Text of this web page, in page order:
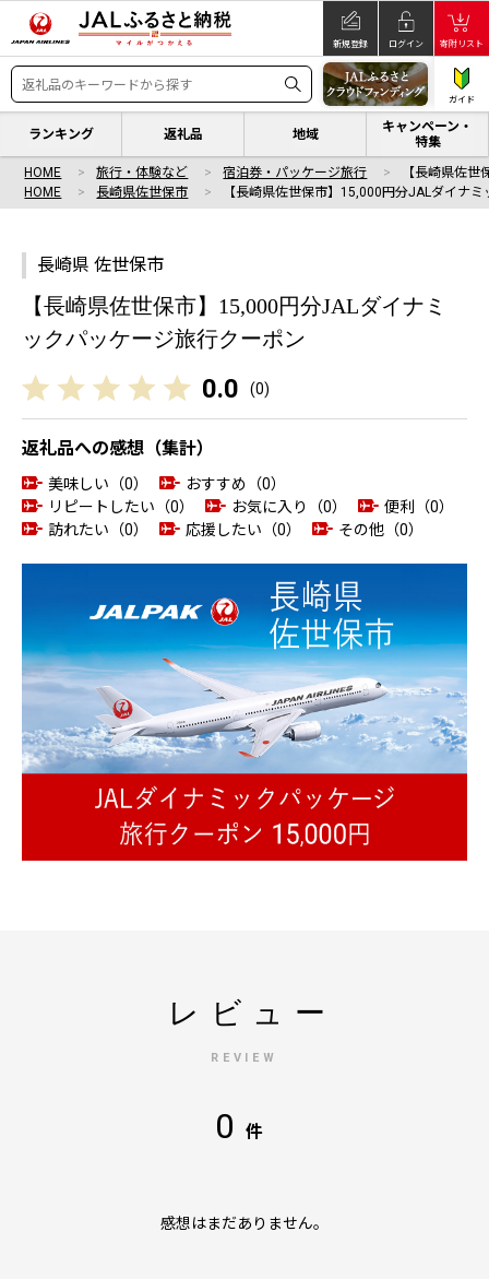
新規登録 ログイン 寄附リスト
ガイド
ランキング 返礼品 地域
キャンペーン・
特集
HOME 旅行・体験など 宿泊券・パッケージ旅行
【長崎県佐
HOME
長崎県佐世保市 【長崎県佐世保市】15,000円分JALダイナ
長崎県 佐世保市
【長崎県佐世保市】15,000円分JALダイナミ
ックパッケージ旅行クーポン
0.0 (0)
返礼品への感想（集計）
美味しい（0）
おすすめ（0）
リピートしたい（0）
お気に入り（0）
便利（0）
訪れたい（0）
応援したい（0） その他（0）
レビュー
REVIEW
0 件
感想はまだありません。